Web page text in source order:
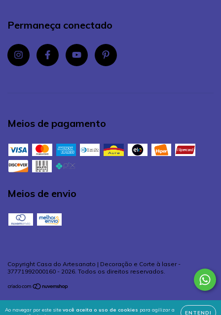
Ao navegar por este site você aceita o uso de cookies para agilizar a
ENTENDI
Permaneça conectado
Meios de pagamento
Meios de envio
Copyright Casa do Artesanato | Decoração e Corte à laser -
37771992000160 - 2026. Todos os direitos reservados.